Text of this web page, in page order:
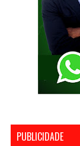
PUBLICIDADE